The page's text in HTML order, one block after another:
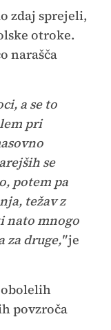
zdaj sprejeli,
otroke.
narašča
a se to
pri
se
potem pa
težav z
nato mnogo
druge,"je
povzroča